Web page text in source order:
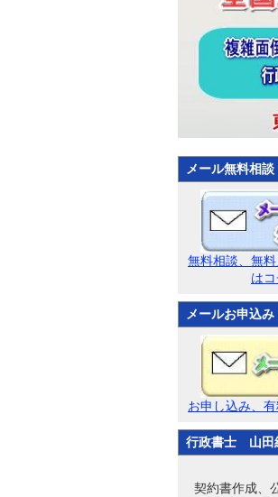
メール無料相談
無料相談、無
はコ
メールお申込み
お申し込み、
行政書士 山田
契約書作成、